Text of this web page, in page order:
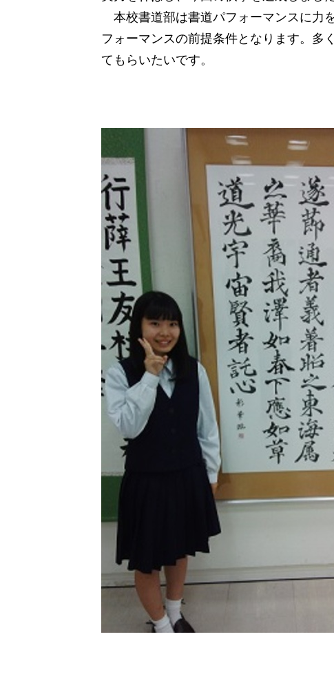
本校書道部は書道パフォーマンスに力
フォーマンスの前提条件となります。多
てもらいたいです。